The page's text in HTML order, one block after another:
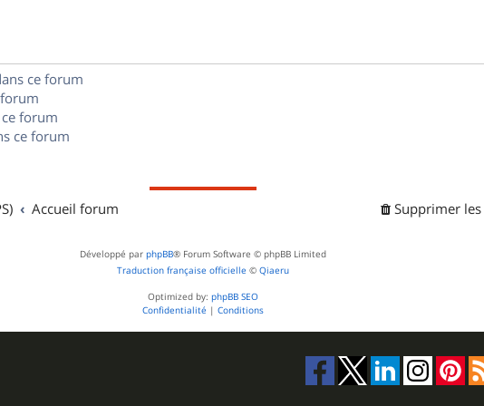
e
ce forum
forum
ce forum
Accueil forum Supprimer
Développé par phpBB® Forum Software © phpBB Limited
Traduction française officielle © Qiaeru
Optimized by: phpBB SEO
Confidentialité | Conditions